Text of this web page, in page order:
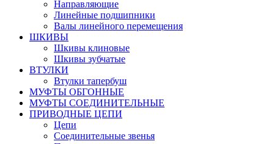
Направляющие
Линейные подшипники
Валы линейного перемещения
ШКИВЫ
Шкивы клиновые
Шкивы зубчатые
ВТУЛКИ
Втулки тапербуш
МУФТЫ ОБГОННЫЕ
МУФТЫ СОЕДИНИТЕЛЬНЫЕ
ПРИВОДНЫЕ ЦЕПИ
Цепи
Соединительные звенья